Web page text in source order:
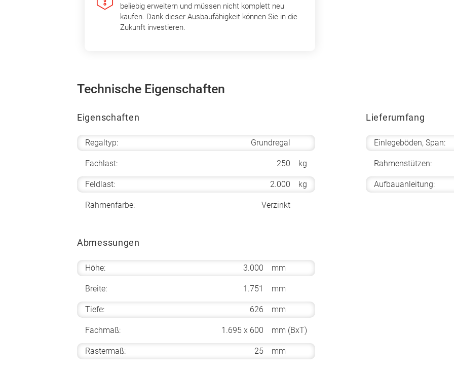
beliebig erweitern und müssen nicht komplett neu
kaufen. Dank dieser Ausbaufähigkeit können Sie in die
Zukunft investieren.
Technische Eigenschaften
Eigenschaften
Regaltyp: Grundregal
Fachlast: 250 kg
Feldlast: 2.000 kg
Rahmenfarbe: Verzinkt
Abmessungen
Höhe: 3.000 mm
Breite: 1.751 mm
Tiefe: 626 mm
Fachmaß: 1.695 x 600 mm (BxT)
Rastermaß: 25 mm
Lieferumfang
Einlegeböden, Span:
Rahmenstützen:
Aufbauanleitung: